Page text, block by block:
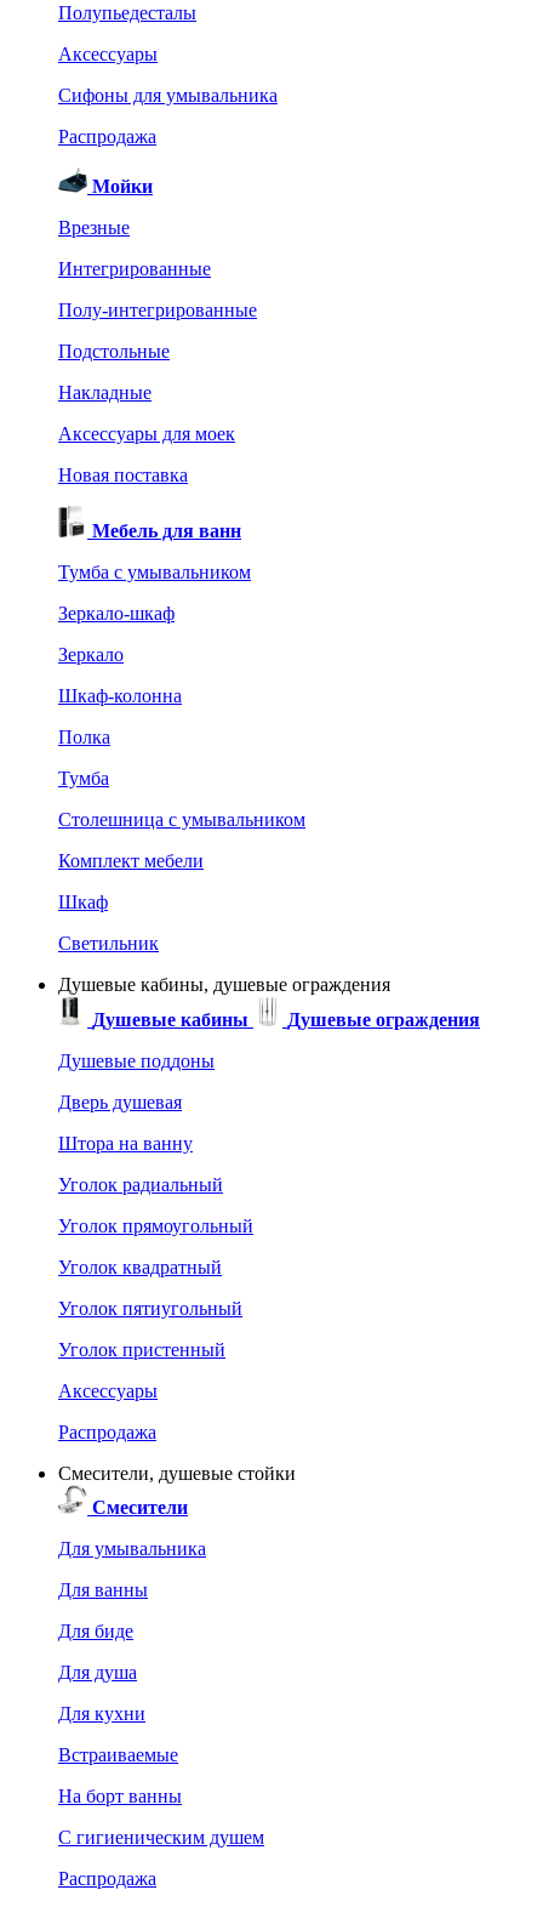
Полупьедесталы
Аксессуары
Сифоны для умывальника
Распродажа
Мойки
Врезные
Интегрированные
Полу-интегрированные
Подстольные
Накладные
Аксессуары для моек
Новая поставка
Мебель для ванн
Тумба с умывальником
Зеркало-шкаф
Зеркало
Шкаф-колонна
Полка
Тумба
Столешница с умывальником
Комплект мебели
Шкаф
Светильник
Душевые кабины, душевые ограждения
Душевые кабины
Душевые ограждения
Душевые поддоны
Дверь душевая
Штора на ванну
Уголок радиальный
Уголок прямоугольный
Уголок квадратный
Уголок пятиугольный
Уголок пристенный
Аксессуары
Распродажа
Смесители, душевые стойки
Смесители
Для умывальника
Для ванны
Для биде
Для душа
Для кухни
Встраиваемые
На борт ванны
C гигиеническим душем
Распродажа